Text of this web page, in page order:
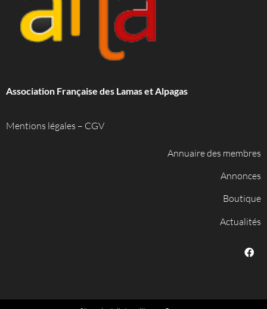
Association Française des Lamas et Alpagas
Mentions légales – CGV
Annuaire des membres
Annonces
Boutique
Actualités